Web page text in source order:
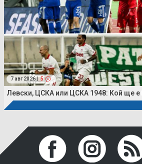
7 авг 2026 | 5
Левски, ЦСКА или ЦСКА 1948: Кой ще